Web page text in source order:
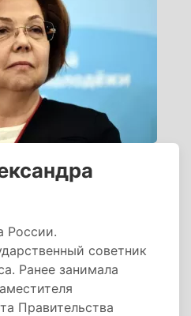
России.
советник
Ранее занимала
Правительства